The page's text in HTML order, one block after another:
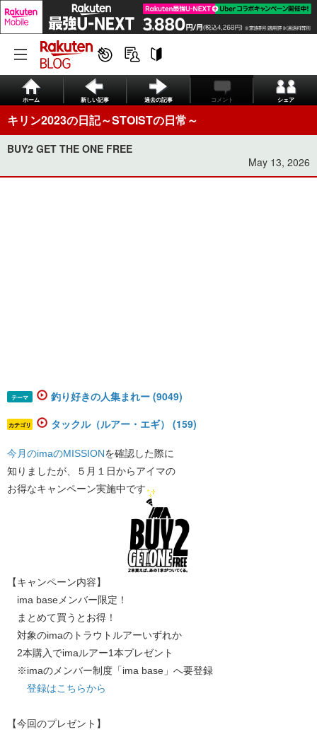
ホーム 新しい記事 過去の記事 コメント シェア
キリン2023の日記～STOISTの日常～
BUY2 GET THE ONE FREE
May 13, 2026
テーマ 釣り好きの人集まれー (9049)
カテゴリ タックル（ルアー・エギ） (159)
今月のimaのMISSION​を確認した際に
知りましたが、５月１日からアイマの
お得なキャンペーン実施中です
【キャンペーン内容】
ima baseメンバー限定！
まとめて買うとお得！
対象のimaのトラウトルアーいずれか
2本購入でimaルアー1本プレゼント
※imaのメンバー制度「ima base」へ要登録
登録はこちらから
【今回のプレゼント】